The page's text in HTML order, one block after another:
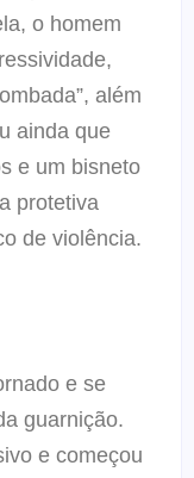
o homem
além
ainda que
e um bisneto
protetiva
de violência.
e se
guarnição.
e começou